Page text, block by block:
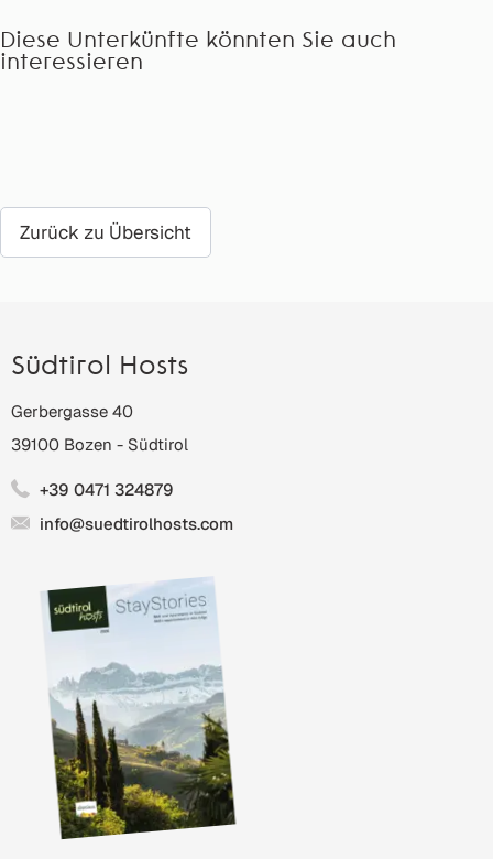
Diese Unterkünfte könnten Sie auch
interessieren
Zurück zu Übersicht
Südtirol Hosts
Gerbergasse 40
39100 Bozen - Südtirol
+39 0471 324879
info@suedtirolhosts.com